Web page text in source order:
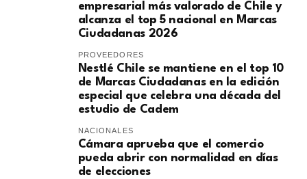
empresarial más valorado de Chile y
alcanza el top 5 nacional en Marcas
Ciudadanas 2026
PROVEEDORES
Nestlé Chile se mantiene en el top 10
de Marcas Ciudadanas en la edición
especial que celebra una década del
estudio de Cadem
NACIONALES
Cámara aprueba que el comercio
pueda abrir con normalidad en días
de elecciones